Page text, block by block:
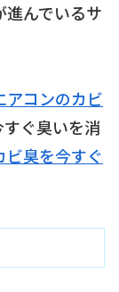
進んでいるサ
アコンのカビ
ぐ臭いを消
ビ臭を今すぐ